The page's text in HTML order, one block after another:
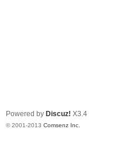
Powered by Discuz! X3.4
© 2001-2013 Comsenz Inc.